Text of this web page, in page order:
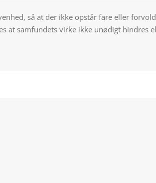
så at der ikke opstår fare eller
at samfundets virke ikke unødigt hindres